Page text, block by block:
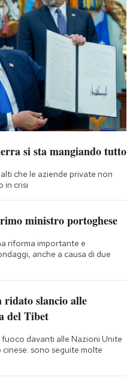
si sta mangiando tutto
che le aziende private non
in crisi
ministro portoghese
riforma importante e
anche a causa di due
slancio alle
del Tibet
davanti alle Nazioni Unite
sono seguite molte